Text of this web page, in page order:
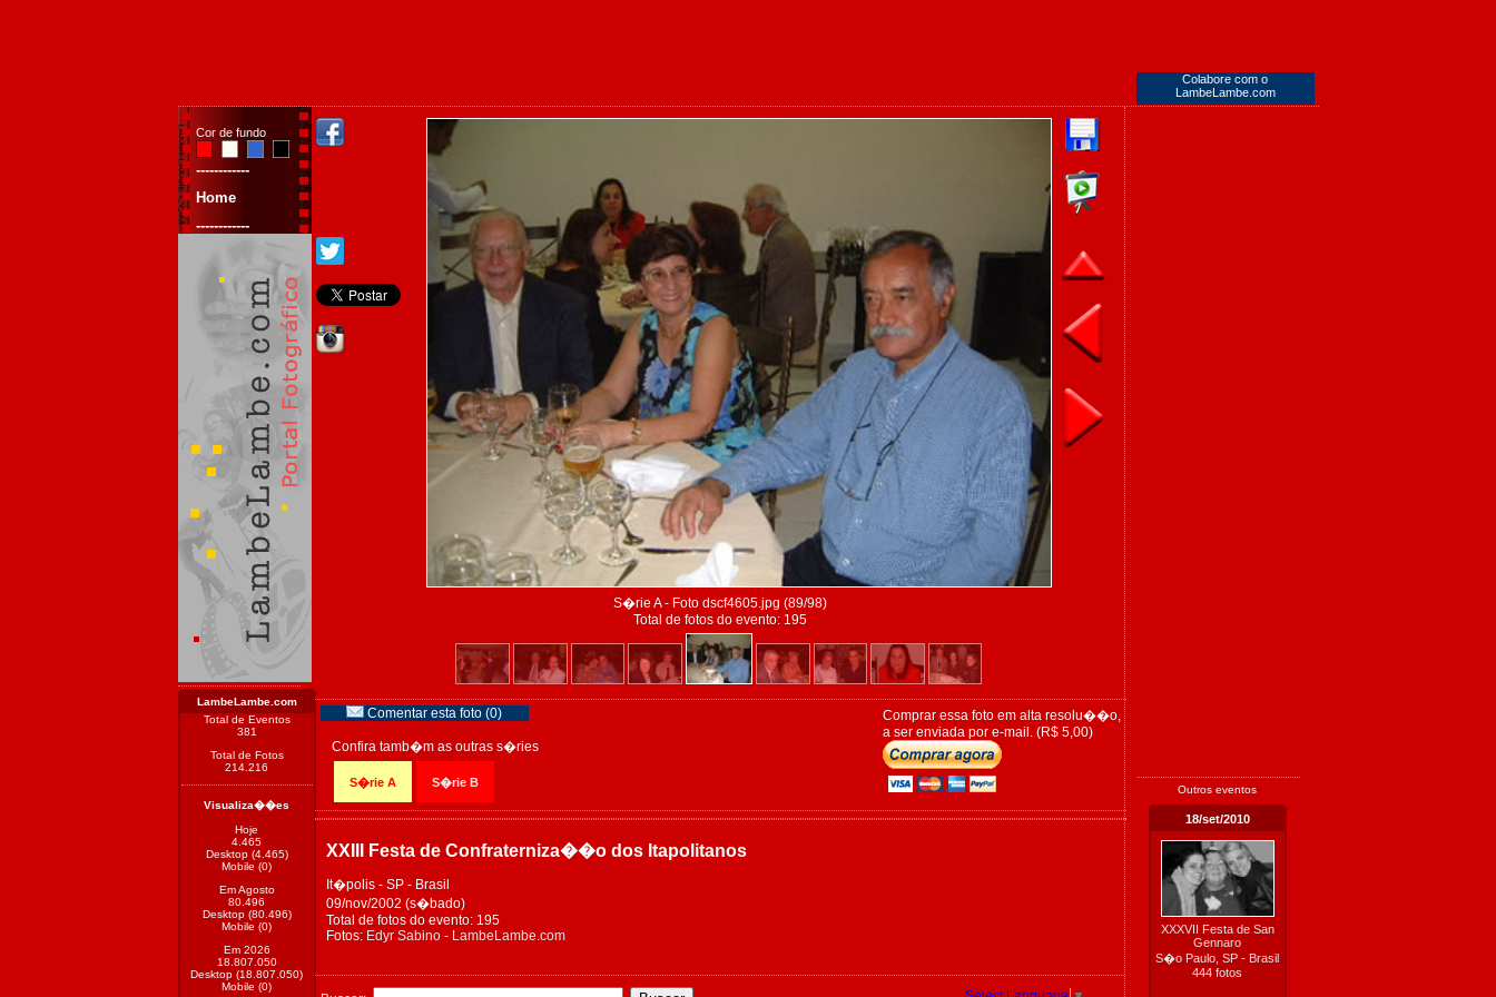
Colabore com o
LambeLambe.com
Cor de fundo
------------
Home
------------
LambeLambe.com
Total de Eventos
381
Total de Fotos
214.216
Visualiza��es
Hoje
4.465
Desktop (4.465)
Mobile (0)
Em Agosto
80.496
Desktop (80.496)
Mobile (0)
Em 2026
18.807.050
Desktop (18.807.050)
Mobile (0)
S�rie A - Foto dscf4605.jpg (89/98)
Total de fotos do evento: 195
Comprar essa foto em alta resolu��o,
a ser enviada por e-mail. (R$ 5,00)
Comentar esta foto (0)
Confira tamb�m as outras s�ries
S�rie A S�rie B
XXIII Festa de Confraterniza��o dos Itapolitanos
It�polis - SP - Brasil
09/nov/2002 (s�bado)
Total de fotos do evento: 195
Fotos: Edyr Sabino - LambeLambe.com
Outros eventos
18/set/2010
XXXVII Festa de San
Gennaro
S�o Paulo, SP - Brasil
444 fotos